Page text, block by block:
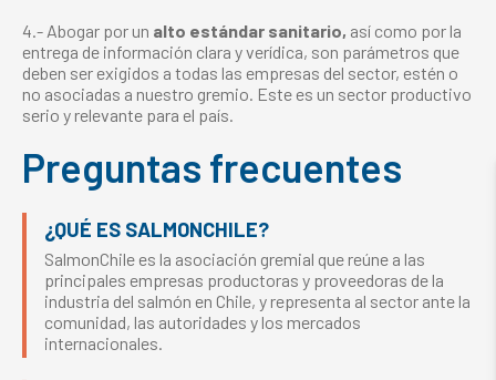
4.- Abogar por un alto estándar sanitario, así como por la
entrega de información clara y verídica, son parámetros que
deben ser exigidos a todas las empresas del sector, estén o
no asociadas a nuestro gremio. Este es un sector productivo
serio y relevante para el país.
Preguntas frecuentes
¿QUÉ ES SALMONCHILE?
SalmonChile es la asociación gremial que reúne a las
principales empresas productoras y proveedoras de la
industria del salmón en Chile, y representa al sector ante la
comunidad, las autoridades y los mercados
internacionales.